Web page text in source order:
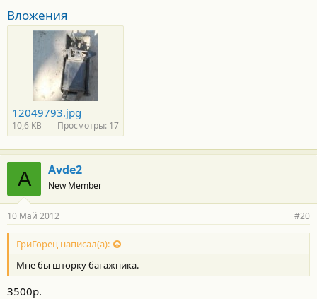
Вложения
12049793.jpg
10,6 KB Просмотры: 17
A Avde2
New Member
10 Май 2012 #20
ГриГорец написал(а):
Мне бы шторку багажника.
3500р.